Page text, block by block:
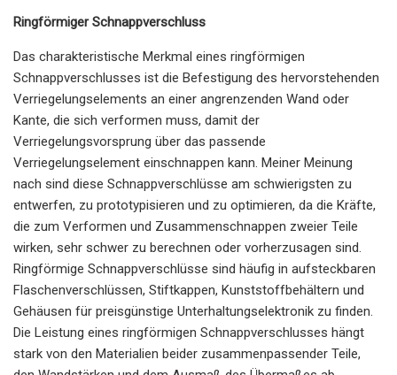
Ringförmiger Schnappverschluss
Das charakteristische Merkmal eines ringförmigen
Schnappverschlusses ist die Befestigung des hervorstehenden
Verriegelungselements an einer angrenzenden Wand oder
Kante, die sich verformen muss, damit der
Verriegelungsvorsprung über das passende
Verriegelungselement einschnappen kann. Meiner Meinung
nach sind diese Schnappverschlüsse am schwierigsten zu
entwerfen, zu prototypisieren und zu optimieren, da die Kräfte,
die zum Verformen und Zusammenschnappen zweier Teile
wirken, sehr schwer zu berechnen oder vorherzusagen sind.
Ringförmige Schnappverschlüsse sind häufig in aufsteckbaren
Flaschenverschlüssen, Stiftkappen, Kunststoffbehältern und
Gehäusen für preisgünstige Unterhaltungselektronik zu finden.
Die Leistung eines ringförmigen Schnappverschlusses hängt
stark von den Materialien beider zusammenpassender Teile,